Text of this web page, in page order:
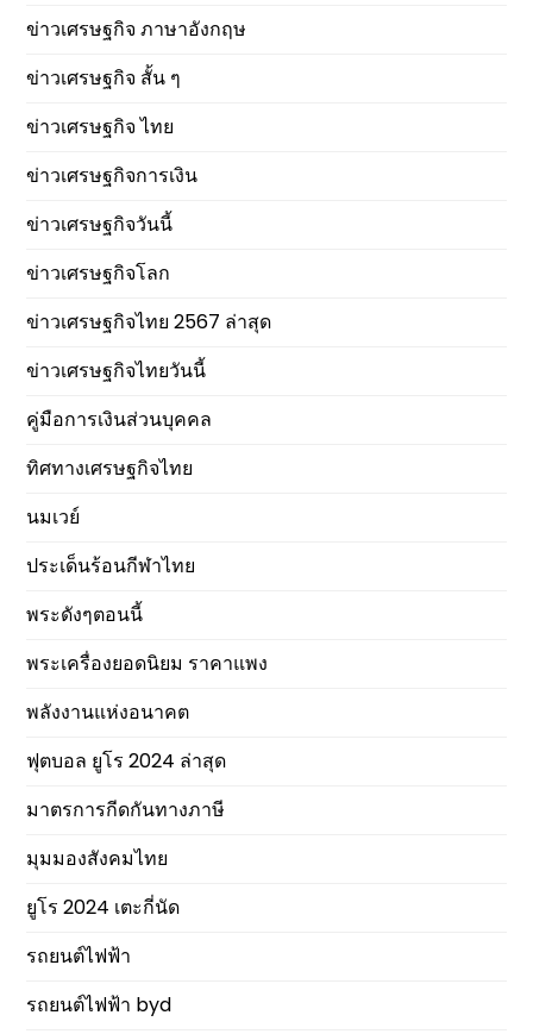
ข่าวเศรษฐกิจ ภาษาอังกฤษ
ข่าวเศรษฐกิจ สั้น ๆ
ข่าวเศรษฐกิจ ไทย
ข่าวเศรษฐกิจการเงิน
ข่าวเศรษฐกิจวันนี้
ข่าวเศรษฐกิจโลก
ข่าวเศรษฐกิจไทย 2567 ล่าสุด
ข่าวเศรษฐกิจไทยวันนี้
คู่มือการเงินส่วนบุคคล
ทิศทางเศรษฐกิจไทย
นมเวย์
ประเด็นร้อนกีฬาไทย
พระดังๆตอนนี้
พระเครื่องยอดนิยม ราคาแพง
พลังงานแห่งอนาคต
ฟุตบอล ยูโร 2024 ล่าสุด
มาตรการกีดกันทางภาษี
มุมมองสังคมไทย
ยูโร 2024 เตะกี่นัด
รถยนต์ไฟฟ้า
รถยนต์ไฟฟ้า byd